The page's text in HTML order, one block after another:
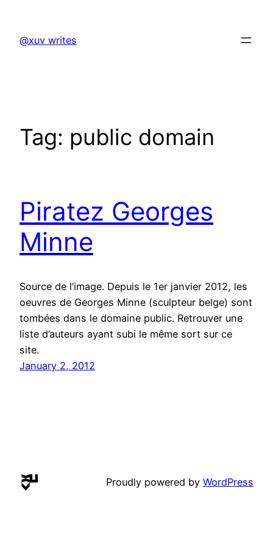
content
@xuv writes
Tag: public domain
Piratez Georges
Minne
Source de l’image. Depuis le 1er janvier 2012, les
oeuvres de Georges Minne (sculpteur belge) sont
tombées dans le domaine public. Retrouver une
liste d’auteurs ayant subi le même sort sur ce
site.
January 2, 2012
Proudly powered by WordPress